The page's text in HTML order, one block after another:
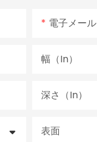
電子メール
幅（in）
深さ（in）
表面